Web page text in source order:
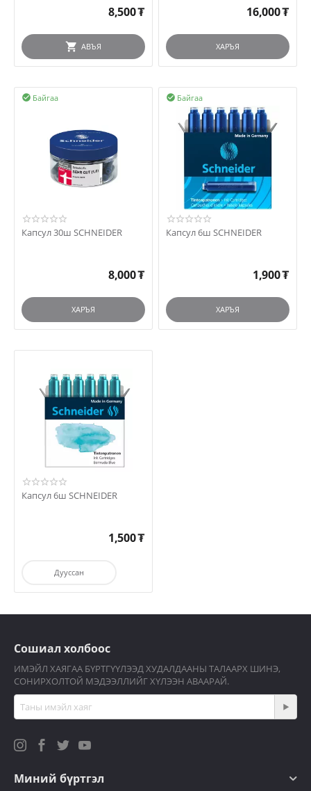
8,500₮
АВЪЯ
16,000₮
ХАРЪЯ
Байгаа

Капсул 30ш SCHNEIDER
8,000₮
ХАРЪЯ
Байгаа

Капсул 6ш SCHNEIDER
1,900₮
ХАРЪЯ
Капсул 6ш SCHNEIDER
1,500₮
Дууссан
Сошиал холбоос
ИМЭЙЛ ХАЯГАА БҮРТГҮҮЛЭЭД ХУДАЛДААНЫ ТАЛААРХ ШИНЭ,
СОНИРХОЛТОЙ МЭДЭЭЛЛИЙГ ХҮЛЭЭН АВААРАЙ.
Миний бүртгэл